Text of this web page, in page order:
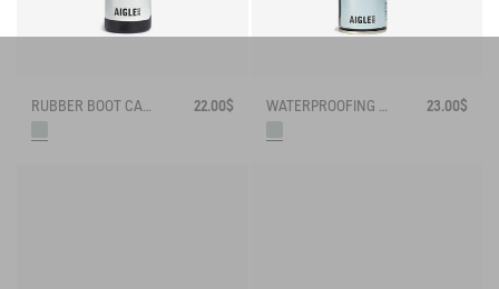
RUBBER BOOT CARE SPRAY 22.00$ WATERPROOFING SPRAY 23.00$